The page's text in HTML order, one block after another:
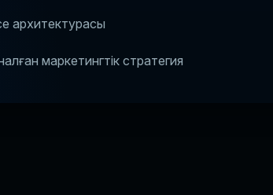
архитектурасы
маркетингтік стратегия